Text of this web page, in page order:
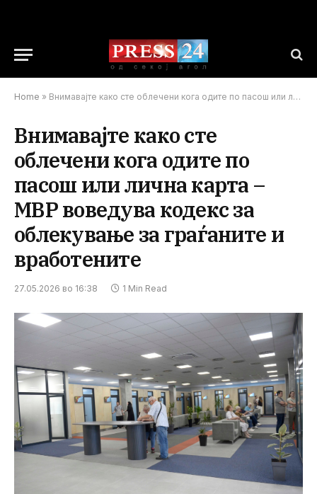
Home » Внимавајте како сте облечени кога одите по пасош или лична карта – МВР воведува кодекс за облекување за граѓаните и вработените
Внимавајте како сте
облечени кога одите по
пасош или лична карта –
МВР воведува кодекс за
облекување за граѓаните и
вработените
27.05.2026 во 16:38 1 Min Read